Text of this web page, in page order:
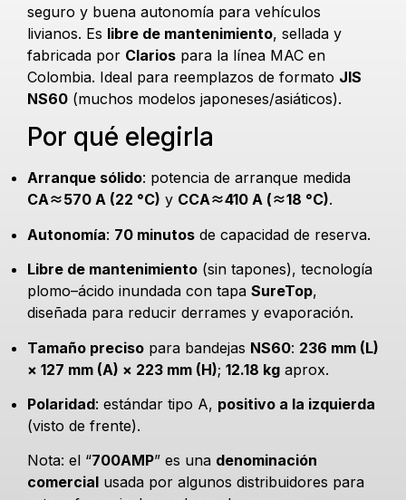
seguro y buena autonomía para vehículos
livianos. Es libre de mantenimiento, sellada y
fabricada por Clarios para la línea MAC en
Colombia. Ideal para reemplazos de formato JIS
NS60 (muchos modelos japoneses/asiáticos).
Por qué elegirla
Arranque sólido: potencia de arranque medida
CA≈570 A (22 °C) y CCA≈410 A (≈18 °C).
Autonomía: 70 minutos de capacidad de reserva.
Libre de mantenimiento (sin tapones), tecnología
plomo–ácido inundada con tapa SureTop,
diseñada para reducir derrames y evaporación.
Tamaño preciso para bandejas NS60: 236 mm (L)
× 127 mm (A) × 223 mm (H); 12.18 kg aprox.
Polaridad: estándar tipo A, positivo a la izquierda
(visto de frente).
Nota: el “700AMP” es una denominación
comercial usada por algunos distribuidores para